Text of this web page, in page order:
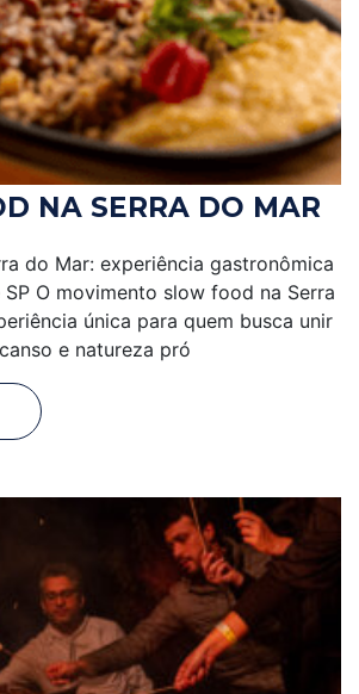
NA SERRA DO MAR
do Mar: experiência gastronômica
O movimento slow food na Serra
única para quem busca unir
e natureza pró